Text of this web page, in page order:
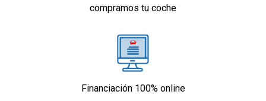
compramos tu coche
Financiación 100% online